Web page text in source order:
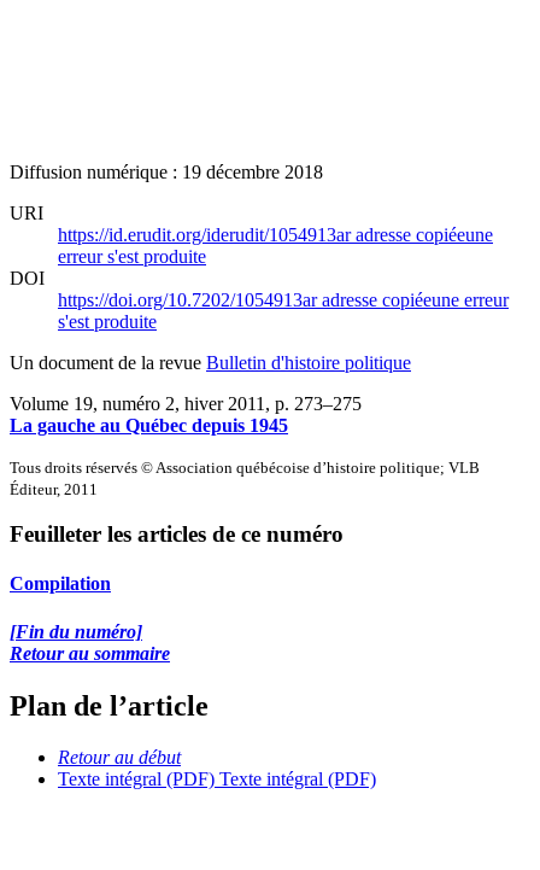
Diffusion numérique : 19 décembre 2018
URI
https://id.erudit.org/iderudit/1054913aradresse copiéeune
erreur s'est produite
DOI
https://doi.org/10.7202/1054913aradresse copiéeune erreur
s'est produite
Un document de la revue Bulletin d'histoire politique
Volume 19, numéro 2, hiver 2011 , p. 273–275
La gauche au Québec depuis 1945
Tous droits réservés © Association québécoise d’histoire politique; VLB
Éditeur, 2011
Feuilleter les articles de ce numéro
Compilation
[Fin du numéro]
Retour au sommaire
Plan de l’article
Retour au début
Texte intégral (PDF) Texte intégral (PDF)